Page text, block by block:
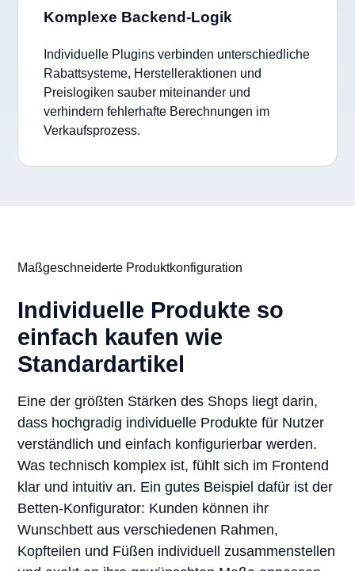
Komplexe Backend-Logik
Individuelle Plugins verbinden unterschiedliche
Rabattsysteme, Herstelleraktionen und
Preislogiken sauber miteinander und
verhindern fehlerhafte Berechnungen im
Verkaufsprozess.
Maßgeschneiderte Produktkonfiguration
Individuelle Produkte so
einfach kaufen wie
Standardartikel
Eine der größten Stärken des Shops liegt darin,
dass hochgradig individuelle Produkte für Nutzer
verständlich und einfach konfigurierbar werden.
Was technisch komplex ist, fühlt sich im Frontend
klar und intuitiv an. Ein gutes Beispiel dafür ist der
Betten-Konfigurator: Kunden können ihr
Wunschbett aus verschiedenen Rahmen,
Kopfteilen und Füßen individuell zusammenstellen